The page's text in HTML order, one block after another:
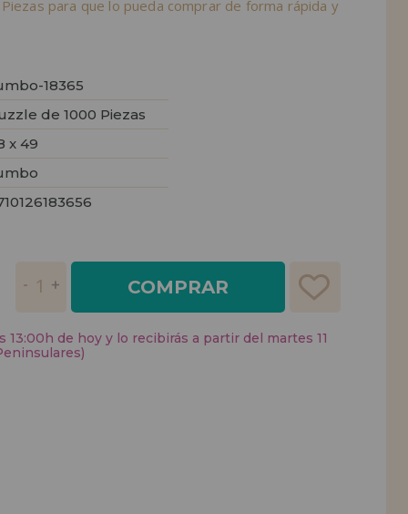
para que lo pueda comprar de forma rápida y
18365
de 1000 Piezas
x 49
COMPRAR
13:00h de hoy y lo recibirás a partir del martes 11